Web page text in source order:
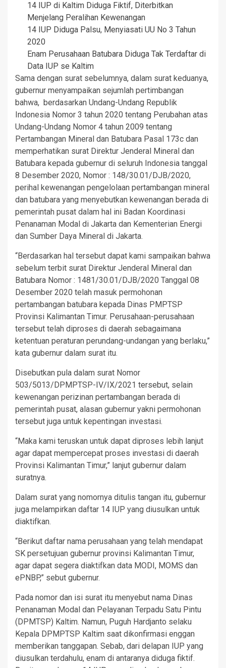
14 IUP di Kaltim Diduga Fiktif, Diterbitkan
Menjelang Peralihan Kewenangan
14 IUP Diduga Palsu, Menyiasati UU No 3 Tahun
2020
Enam Perusahaan Batubara Diduga Tak Terdaftar di
Data IUP se Kaltim
Sama dengan surat sebelumnya, dalam surat keduanya,
gubernur menyampaikan sejumlah pertimbangan
bahwa, berdasarkan Undang-Undang Republik
Indonesia Nomor 3 tahun 2020 tentang Perubahan atas
Undang-Undang Nomor 4 tahun 2009 tentang
Pertambangan Mineral dan Batubara Pasal 173c dan
memperhatikan surat Direktur Jenderal Mineral dan
Batubara kepada gubernur di seluruh Indonesia tanggal
8 Desember 2020, Nomor : 148/30.01/DJB/2020,
perihal kewenangan pengelolaan pertambangan mineral
dan batubara yang menyebutkan kewenangan berada di
pemerintah pusat dalam hal ini Badan Koordinasi
Penanaman Modal di Jakarta dan Kementerian Energi
dan Sumber Daya Mineral di Jakarta.
“Berdasarkan hal tersebut dapat kami sampaikan bahwa
sebelum terbit surat Direktur Jenderal Mineral dan
Batubara Nomor : 1481/30.01/DJB/2020 Tanggal 08
Desember 2020 telah masuk permohonan
pertambangan batubara kepada Dinas PMPTSP
Provinsi Kalimantan Timur. Perusahaan-perusahaan
tersebut telah diproses di daerah sebagaimana
ketentuan peraturan perundang-undangan yang berlaku,”
kata gubernur dalam surat itu.
Disebutkan pula dalam surat Nomor
503/5013/DPMPTSP-IV/IX/2021 tersebut, selain
kewenangan perizinan pertambangan berada di
pemerintah pusat, alasan gubernur yakni permohonan
tersebut juga untuk kepentingan investasi.
“Maka kami teruskan untuk dapat diproses lebih lanjut
agar dapat mempercepat proses investasi di daerah
Provinsi Kalimantan Timur,” lanjut gubernur dalam
suratnya.
Dalam surat yang nomornya ditulis tangan itu, gubernur
juga melampirkan daftar 14 IUP yang diusulkan untuk
diaktifkan.
“Berikut daftar nama perusahaan yang telah mendapat
SK persetujuan gubernur provinsi Kalimantan Timur,
agar dapat segera diaktifkan data MODI, MOMS dan
ePNBP,” sebut gubernur.
Pada nomor dan isi surat itu menyebut nama Dinas
Penanaman Modal dan Pelayanan Terpadu Satu Pintu
(DPMTSP) Kaltim. Namun, Puguh Hardjanto selaku
Kepala DPMPTSP Kaltim saat dikonfirmasi enggan
memberikan tanggapan. Sebab, dari delapan IUP yang
diusulkan terdahulu, enam di antaranya diduga fiktif.